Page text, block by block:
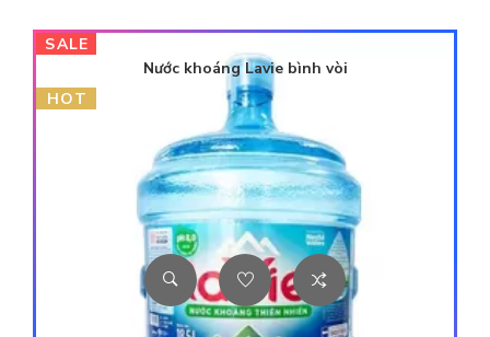
SALE
HOT
Nước khoáng Lavie bình vòi